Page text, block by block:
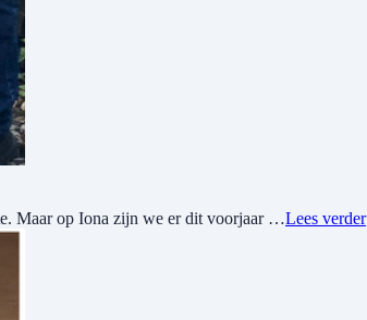
Maar op Iona zijn we er dit voorjaar …Lees verder